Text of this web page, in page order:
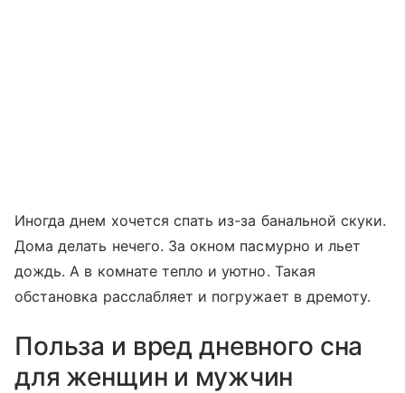
Иногда днем хочется спать из-за банальной скуки.
Дома делать нечего. За окном пасмурно и льет
дождь. А в комнате тепло и уютно. Такая
обстановка расслабляет и погружает в дремоту.
Польза и вред дневного сна
для женщин и мужчин